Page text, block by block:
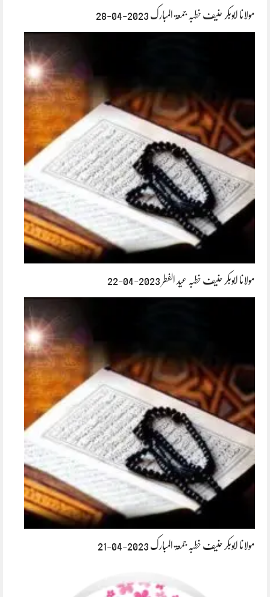
مولانا ابوبکر حنیف خطبہ جمعۃ المبارک 2023-04-28
مولانا ابوبکر حنیف خطبہ عید الفطر 2023-04-22
مولانا ابوبکر حنیف خطبہ جمعۃ المبارک 2023-04-21